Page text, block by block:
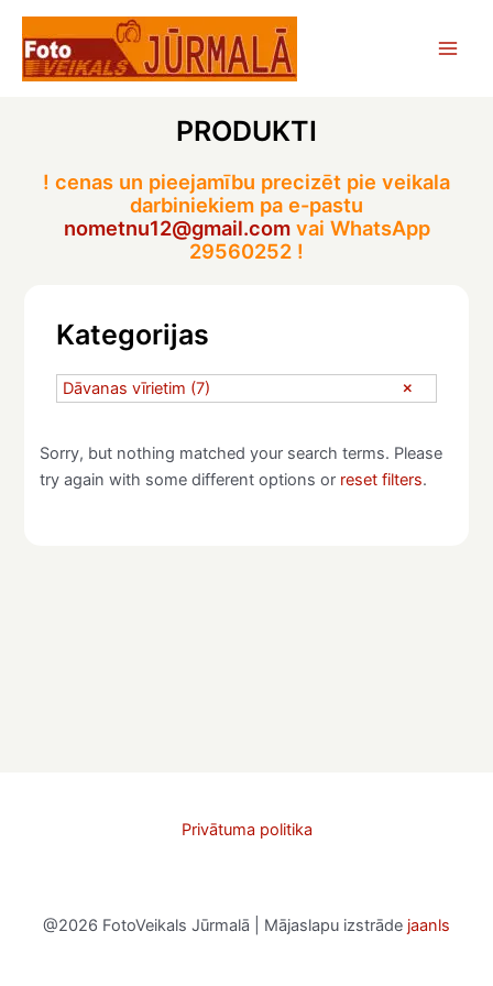
Skip
content
PRODUKTI
! cenas un pieejamību precizēt pie veikala
darbiniekiem pa e-pastu
nometnu12@gmail.comvai WhatsApp
29560252 !
Kategorijas
Dāvanas vīrietim (7)
Sorry, but nothing matched your search terms. Please
try again with some different options or reset filters.
Privātuma politika
@2026 FotoVeikals Jūrmalā | Mājaslapu izstrāde jaanls